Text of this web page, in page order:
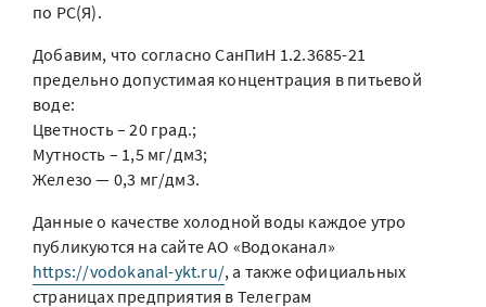
по РС(Я).
Добавим, что согласно СанПиН 1.2.3685-21
предельно допустимая концентрация в питьевой
воде:
Цветность – 20 град.;
Мутность – 1,5 мг/дм3;
Железо — 0,3 мг/дм3.
Данные о качестве холодной воды каждое утро
публикуются на сайте АО «Водоканал»
https://vodokanal-ykt.ru/, а также официальных
страницах предприятия в Телеграм